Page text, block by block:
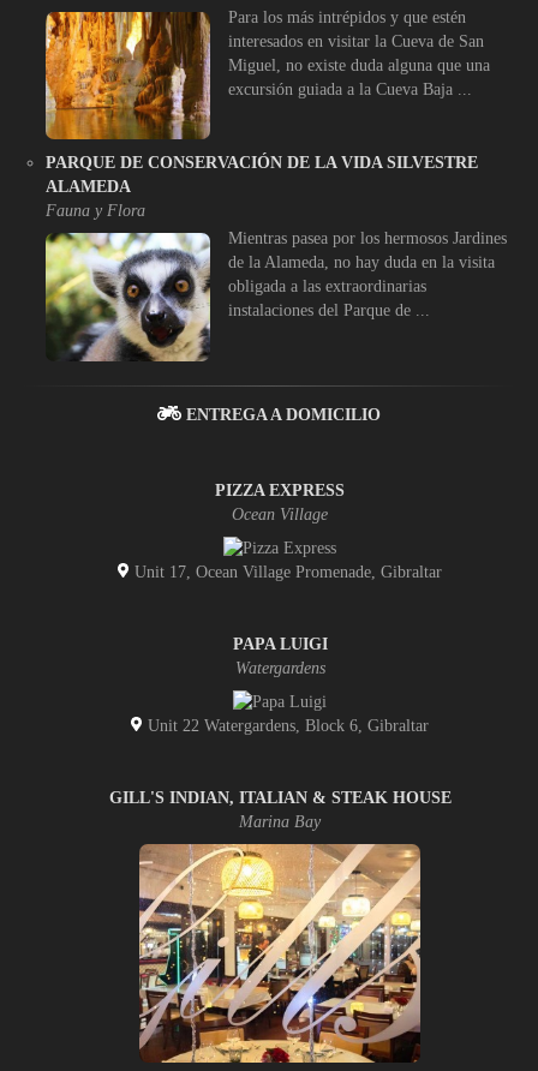
Para los más intrépidos y que estén
interesados en visitar la Cueva de San
Miguel, no existe duda alguna que una
excursión guiada a la Cueva Baja ...
PARQUE DE CONSERVACIÓN DE LA VIDA SILVESTRE
ALAMEDA
Fauna y Flora
Mientras pasea por los hermosos Jardines
de la Alameda, no hay duda en la visita
obligada a las extraordinarias
instalaciones del Parque de ...
ENTREGA A DOMICILIO
PIZZA EXPRESS
Ocean Village
Unit 17, Ocean Village Promenade, Gibraltar
PAPA LUIGI
Watergardens
Unit 22 Watergardens, Block 6, Gibraltar
GILL'S INDIAN, ITALIAN & STEAK HOUSE
Marina Bay